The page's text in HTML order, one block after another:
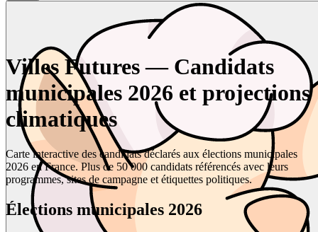
Villes Futures — Candidats
municipales 2026 et projections
climatiques
Carte interactive des candidats déclarés aux élections municipales
2026 en France. Plus de 50 000 candidats référencés avec leurs
programmes, sites de campagne et étiquettes politiques.
Élections municipales 2026